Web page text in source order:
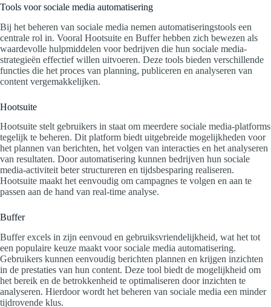
Tools voor sociale media automatisering
Bij het beheren van sociale media nemen automatiseringstools een
centrale rol in. Vooral Hootsuite en Buffer hebben zich bewezen als
waardevolle hulpmiddelen voor bedrijven die hun sociale media-
strategieën effectief willen uitvoeren. Deze tools bieden verschillende
functies die het proces van planning, publiceren en analyseren van
content vergemakkelijken.
Hootsuite
Hootsuite stelt gebruikers in staat om meerdere sociale media-platforms
tegelijk te beheren. Dit platform biedt uitgebreide mogelijkheden voor
het plannen van berichten, het volgen van interacties en het analyseren
van resultaten. Door automatisering kunnen bedrijven hun sociale
media-activiteit beter structureren en tijdsbesparing realiseren.
Hootsuite maakt het eenvoudig om campagnes te volgen en aan te
passen aan de hand van real-time analyse.
Buffer
Buffer excels in zijn eenvoud en gebruiksvriendelijkheid, wat het tot
een populaire keuze maakt voor sociale media automatisering.
Gebruikers kunnen eenvoudig berichten plannen en krijgen inzichten
in de prestaties van hun content. Deze tool biedt de mogelijkheid om
het bereik en de betrokkenheid te optimaliseren door inzichten te
analyseren. Hierdoor wordt het beheren van sociale media een minder
tijdrovende klus.